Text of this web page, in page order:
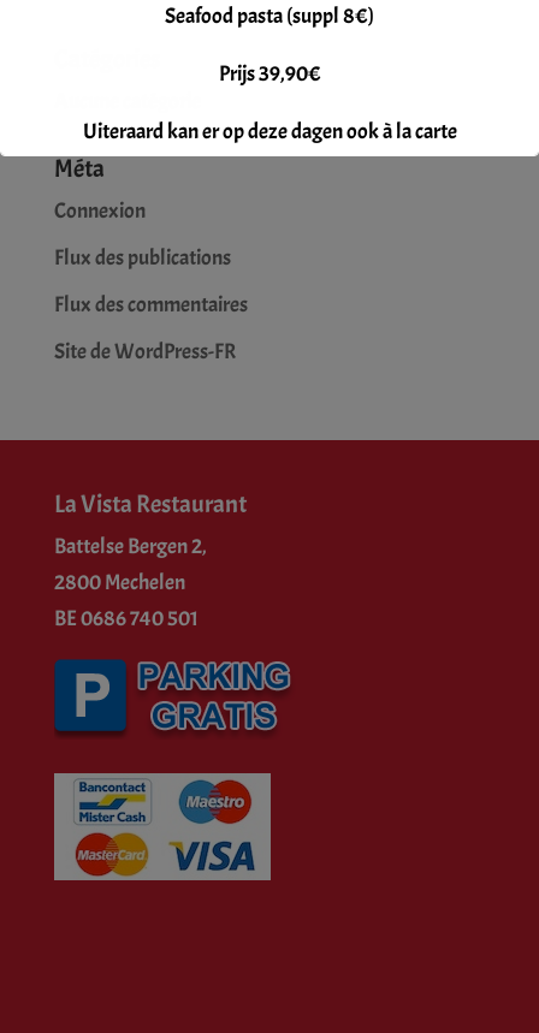
Méta
Connexion
Flux des publications
Flux des commentaires
Site de WordPress-FR
La Vista Restaurant
Battelse Bergen 2,
2800 Mechelen
BE 0686 740 501
Seafood pasta (suppl 8€)
Prijs 39,90€
Uiteraard kan er op deze dagen ook à la carte